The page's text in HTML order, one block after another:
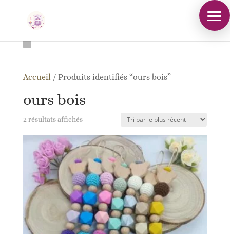
Accueil / Produits identifiés “ours bois”
ours bois
2 résultats affichésTrié
plus
récent
au
plus
ancien